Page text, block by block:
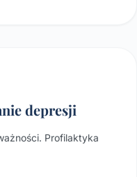
depresji
Profilaktyka